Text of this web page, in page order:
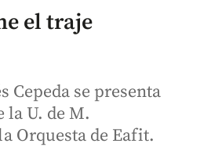
el traje
Cepeda se presenta
la U. de M.
Orquesta de Eafit.